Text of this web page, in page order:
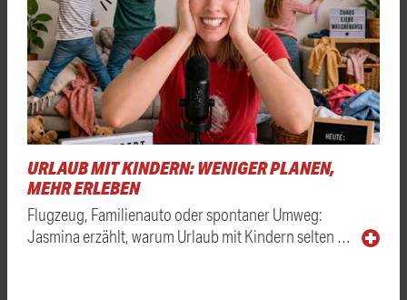
URLAUB MIT KINDERN: WENIGER PLANEN,
MEHR ERLEBEN
Flugzeug, Familienauto oder spontaner Umweg:
Jasmina erzählt, warum Urlaub mit Kindern selten …